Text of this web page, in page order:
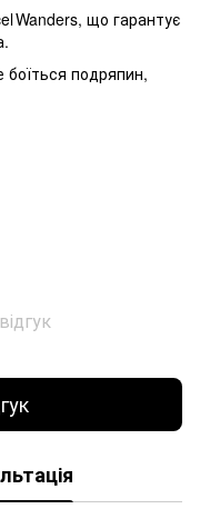
Wanders, що гарантує
боїться подряпин,